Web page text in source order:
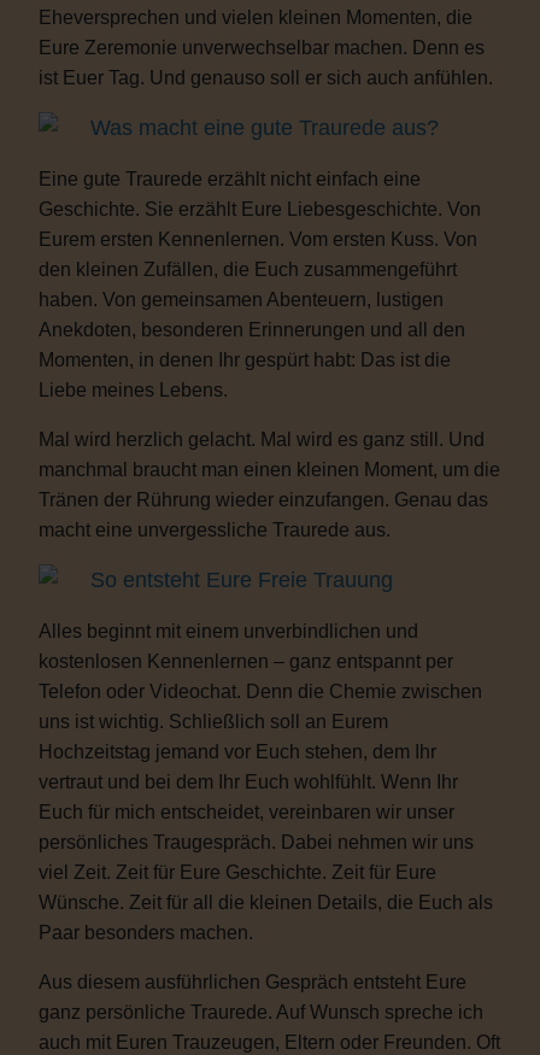
Eheversprechen und vielen kleinen Momenten, die
Eure Zeremonie unverwechselbar machen. Denn es
ist Euer Tag. Und genauso soll er sich auch anfühlen.
Was macht eine gute Traurede aus?
Eine gute Traurede erzählt nicht einfach eine
Geschichte. Sie erzählt Eure Liebesgeschichte. Von
Eurem ersten Kennenlernen. Vom ersten Kuss. Von
den kleinen Zufällen, die Euch zusammengeführt
haben. Von gemeinsamen Abenteuern, lustigen
Anekdoten, besonderen Erinnerungen und all den
Momenten, in denen Ihr gespürt habt: Das ist die
Liebe meines Lebens.
Mal wird herzlich gelacht. Mal wird es ganz still. Und
manchmal braucht man einen kleinen Moment, um die
Tränen der Rührung wieder einzufangen. Genau das
macht eine unvergessliche Traurede aus.
So entsteht Eure Freie Trauung
Alles beginnt mit einem unverbindlichen und
kostenlosen Kennenlernen – ganz entspannt per
Telefon oder Videochat. Denn die Chemie zwischen
uns ist wichtig. Schließlich soll an Eurem
Hochzeitstag jemand vor Euch stehen, dem Ihr
vertraut und bei dem Ihr Euch wohlfühlt. Wenn Ihr
Euch für mich entscheidet, vereinbaren wir unser
persönliches Traugespräch. Dabei nehmen wir uns
viel Zeit. Zeit für Eure Geschichte. Zeit für Eure
Wünsche. Zeit für all die kleinen Details, die Euch als
Paar besonders machen.
Aus diesem ausführlichen Gespräch entsteht Eure
ganz persönliche Traurede. Auf Wunsch spreche ich
auch mit Euren Trauzeugen, Eltern oder Freunden. Oft